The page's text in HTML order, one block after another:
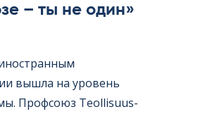
– ты не один»
вышла на уровень
Профсоюз Teol­li­suus­